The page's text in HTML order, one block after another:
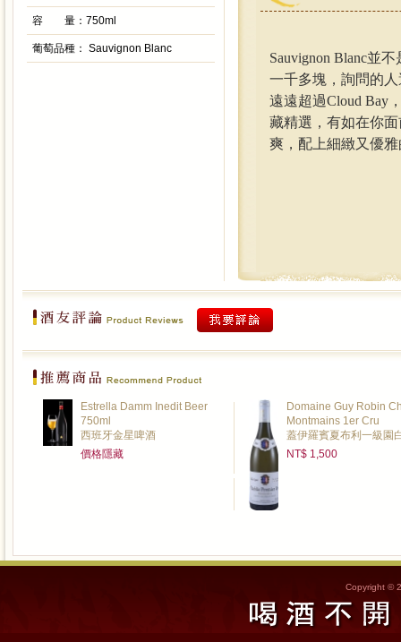
容 量： 750ml
葡萄品種： Sauvignon Blanc
Sauvignon Blanc並
一千多塊，詢問的
遠遠超過Cloud Bay
藏精選，有如在你
爽，配上細緻又優
Estrella Damm Inedit Beer
750ml
西班牙金星啤酒
價格隱藏
Domaine Guy Robin
Montmains 1er Cru
蓋伊羅賓夏布利一級園
NT$ 1,500
Copyright ©